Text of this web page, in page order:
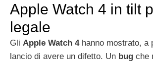
Apple Watch 4 in tilt
legale
Gli Apple Watch 4hanno mostrato, a
lancio di avere un difetto. Un bug che